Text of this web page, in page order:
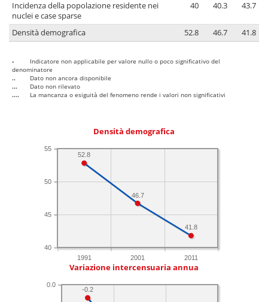
Incidenza della popolazione residente nei
nuclei e case sparse
40 40.3 43.7
Densità demografica 52.8 46.7 41.8
-
Indicatore non applicabile per valore nullo o poco significativo del
denominatore
..
Dato non ancora disponibile
...
Dato non rilevato
....
La mancanza o esiguità del fenomeno rende i valori non significativi
Densità demografica
1991 2001 2011
40
45
50
55
41.8
46.7
52.8
Variazione intercensuaria annua
0.0
-0.2